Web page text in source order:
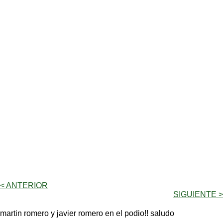
< ANTERIOR
SIGUIENTE >
martin romero y javier romero en el podio!! saludo